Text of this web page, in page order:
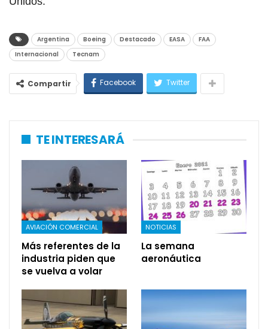
Argentina Boeing Destacado EASA
FAA
Internacional
Tecnam
Compartir Facebook Twitter
TE INTERESARÁ
AVIACIÓN COMERCIAL
Más referentes de la
industria piden que
se vuelva a volar
NOTICIAS
La semana
aeronáutica